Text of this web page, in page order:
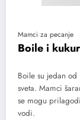
Mamci za pecanje
Boile i
Boile su jedan od
sveta. Mamci
se mogu
vodi.